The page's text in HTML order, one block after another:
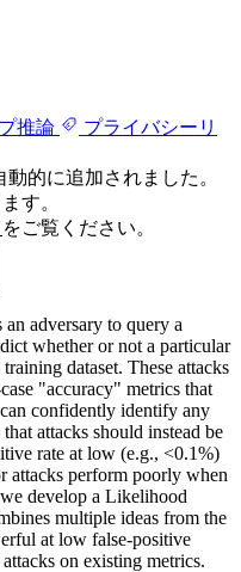
推論
プライバシーリ
的に追加されました。
す。
をご覧ください。
adversary to query a
whether or not a particular
dataset. These attacks
"accuracy" metrics that
confidently identify any
attacks should instead be
rate at low (e.g., <0.1%)
attacks perform poorly when
develop a Likelihood
multiple ideas from the
at low false-positive
on existing metrics.